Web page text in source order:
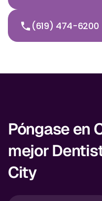
(619) 474-6200
Póngase en
mejor
City